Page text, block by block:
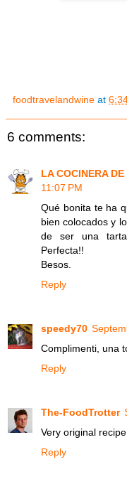
foodtravelandwine at
6 comments:
LA COCINERA
11:07 PM
Qué bonita te ha
bien colocados y
de ser una
Perfecta!!
Besos.
Reply
speedy70
Complimenti, una
Reply
The-FoodTrotter
Very original
Reply